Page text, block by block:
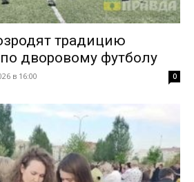
традицию
дворовому футболу
в 16:00 0